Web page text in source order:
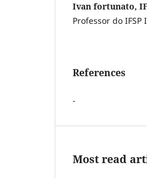
Ivan fortunato,
Professor do
References
-
Most read